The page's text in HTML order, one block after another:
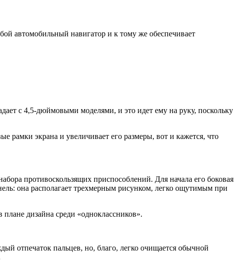
автомобильный навигатор и к тому же обеспечивает
с 4,5-дюймовыми моделями, и это идет ему на руку, поскольку
рамки экрана и увеличивает его размеры, вот и кажется, что
противоскользящих приспособлений. Для начала его боковая
она располагает трехмерным рисунком, легко ощутимым при
дизайна среди «одноклассников».
отпечаток пальцев, но, благо, легко очищается обычной